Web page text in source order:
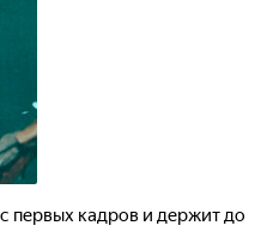
первых кадров и держит до